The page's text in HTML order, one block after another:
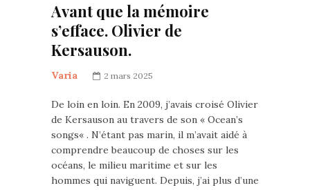
Avant que la mémoire
s’efface. Olivier de
Kersauson.
Varia 2 mars 2025
De loin en loin. En 2009, j’avais croisé Olivier
de Kersauson au travers de son « Ocean’s
songs« . N’étant pas marin, il m’avait aidé à
comprendre beaucoup de choses sur les
océans, le milieu maritime et sur les
hommes qui naviguent. Depuis, j’ai plus d’une